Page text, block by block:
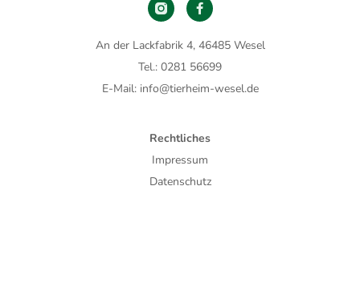
An der Lackfabrik 4, 46485 Wesel
Tel.: 0281 56699
E-Mail: info@tierheim-wesel.de
Rechtliches
Impressum
Datenschutz